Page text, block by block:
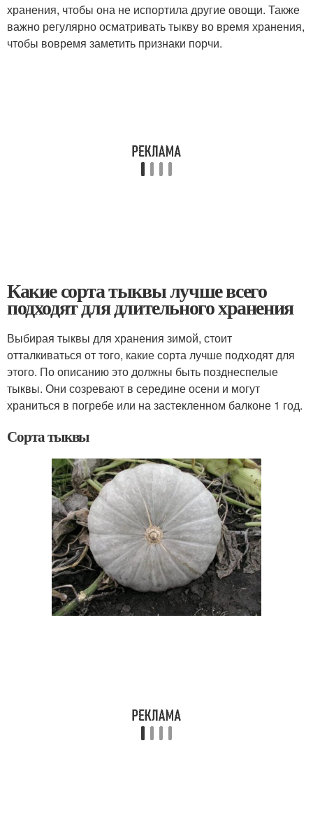
хранения, чтобы она не испортила другие овощи. Также
важно регулярно осматривать тыкву во время хранения,
чтобы вовремя заметить признаки порчи.
Какие сорта тыквы лучше всего
подходят для длительного хранения
Выбирая тыквы для хранения зимой, стоит
отталкиваться от того, какие сорта лучше подходят для
этого. По описанию это должны быть позднеспелые
тыквы. Они созревают в середине осени и могут
храниться в погребе или на застекленном балконе 1 год.
Сорта тыквы